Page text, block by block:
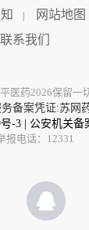
| 网站地图
联系我们
医药2026保留一
备案凭证:苏网
-3| 公安机关备
报电话：12331